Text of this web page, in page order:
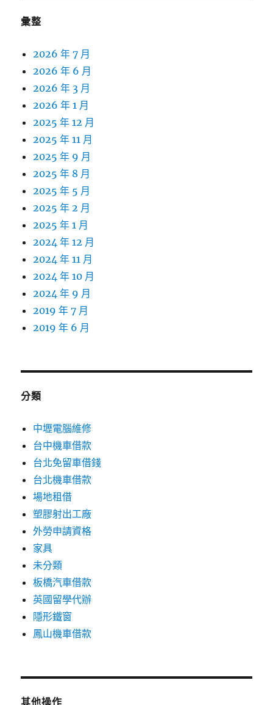
彙整
2026 年 7 月
2026 年 6 月
2026 年 3 月
2026 年 1 月
2025 年 12 月
2025 年 11 月
2025 年 9 月
2025 年 8 月
2025 年 5 月
2025 年 2 月
2025 年 1 月
2024 年 12 月
2024 年 11 月
2024 年 10 月
2024 年 9 月
2019 年 7 月
2019 年 6 月
分類
中壢電腦維修
台中機車借款
台北免留車借錢
台北機車借款
場地租借
塑膠射出工廠
外勞申請資格
家具
未分類
板橋汽車借款
英國留學代辦
隱形鐵窗
鳳山機車借款
其他操作